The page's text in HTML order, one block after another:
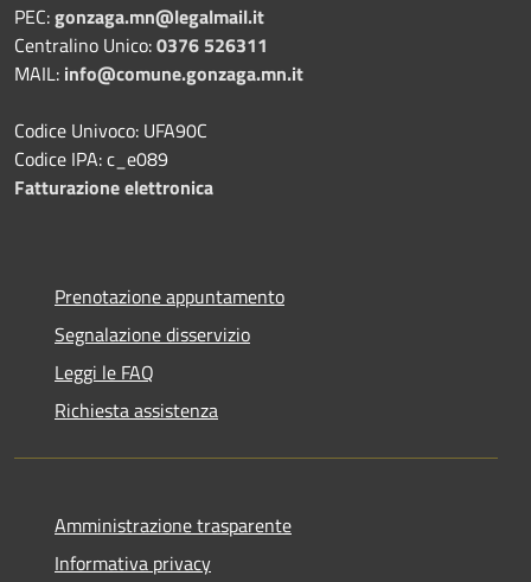
PEC:gonzaga.mn@legalmail.it
Centralino Unico:0376 526311
MAIL: info@comune.gonzaga.mn.it
Codice Univoco: UFA90C
Codice IPA: c_e089
Fatturazione elettronica
Prenotazione appuntamento
Segnalazione disservizio
Leggi le FAQ
Richiesta assistenza
Amministrazione trasparente
Informativa privacy